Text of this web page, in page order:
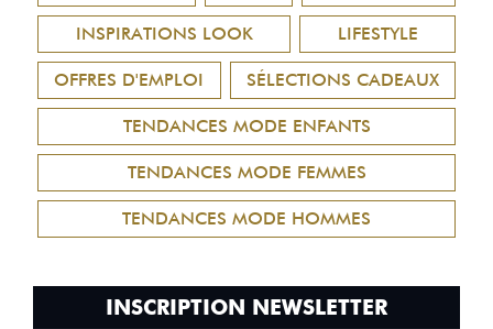
INSPIRATIONS LOOK LIFESTYLE
OFFRES D'EMPLOI SÉLECTIONS CADEAUX
TENDANCES MODE ENFANTS
TENDANCES MODE FEMMES
TENDANCES MODE HOMMES
INSCRIPTION NEWSLETTER